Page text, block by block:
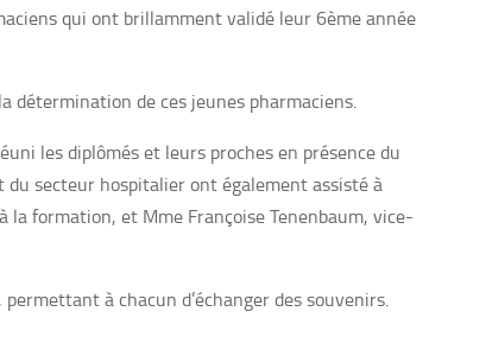
qui ont brillamment validé leur 6ème année
détermination de ces jeunes pharmaciens.
les diplômés et leurs proches en présence du
du secteur hospitalier ont également assisté à
la formation, et Mme Françoise Tenenbaum, vice-
à chacun d’échanger des souvenirs.